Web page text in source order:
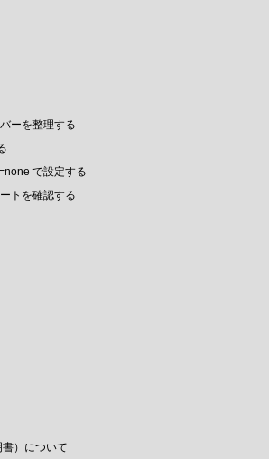
ーを整理する
で設定する
トを確認する
）について